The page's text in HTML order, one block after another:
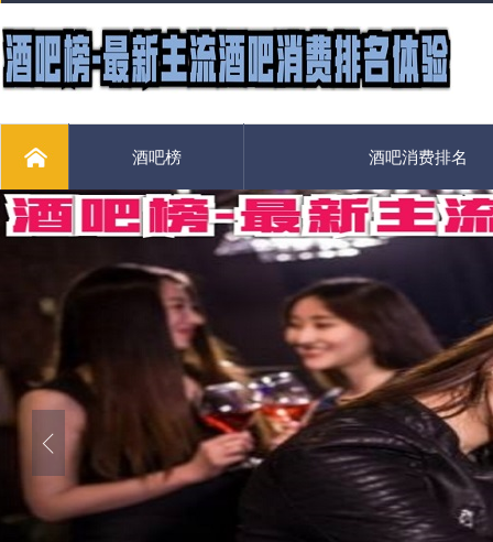
酒吧榜 酒吧消费排名